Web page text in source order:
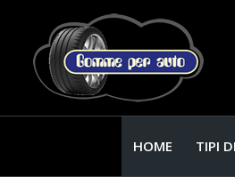
HOME TIPI